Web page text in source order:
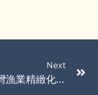
Next
台灣漁業精緻化 20項水產精品獲獎「漁你共享」